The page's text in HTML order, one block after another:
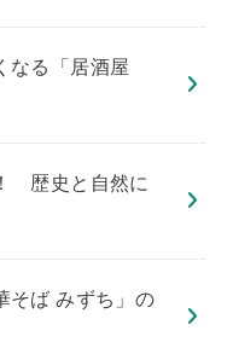
なる「居酒屋
歴史と自然に
そば みずち」の